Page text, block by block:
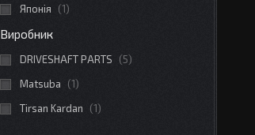
Японія
1
Виробник
DRIVESHAFT PARTS
5
Matsuba
1
Tirsan Kardan
1